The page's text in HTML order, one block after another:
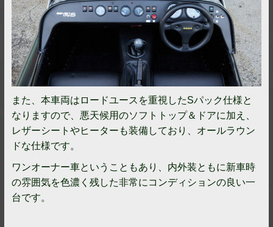
また、本車両はロードユースを重視したSパック仕様と
なりますので、悪天候用のソフトトップ＆ドアに加え、
レザーシートやヒーターも装備しており、オールラウン
ドな仕様です。
ワンオーナー車ということもあり、内外装ともに新車時
の雰囲気を色濃く残した非常にコンディションの良い一
台です。